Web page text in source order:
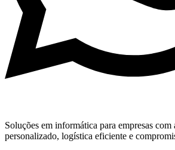
Soluções em informática para empresas com
personalizado, logística eficiente e